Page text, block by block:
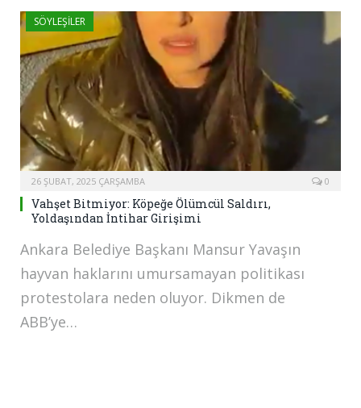
SÖYLEŞILER
26 ŞUBAT, 2025 ÇARŞAMBA 0
Vahşet Bitmiyor: Köpeğe Ölümcül Saldırı,
Yoldaşından İntihar Girişimi
Ankara Belediye Başkanı Mansur Yavaşın
hayvan haklarını umursamayan politikası
protestolara neden oluyor. Dikmen de
ABB’ye…